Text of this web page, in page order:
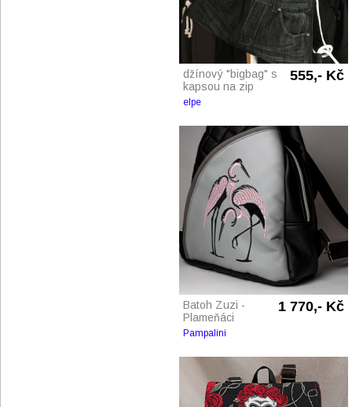
džínový "bigbag" s
kapsou na zip
555,- Kč
elpe
Batoh Zuzi -
Plameňáci
1 770,- Kč
Pampalini